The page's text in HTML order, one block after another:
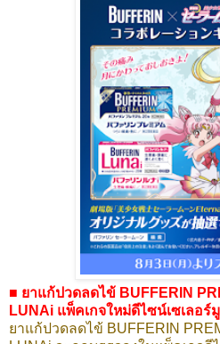
■ ยาแก้ปวดลดไข้ BUFFERIN
LUNAi แพ็คเกจใหม่ดีไซน์เซเลอร์
ยาแก้ปวดลดไข้ BUFFERIN